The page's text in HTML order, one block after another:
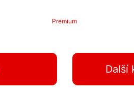
Premium
Další